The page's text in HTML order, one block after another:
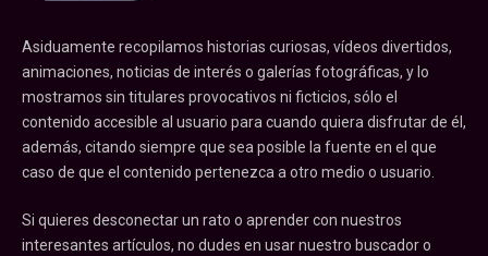
Asiduamente recopilamos historias curiosas, vídeos divertidos,
animaciones, noticias de interés o galerías fotográficas, y lo
mostramos sin titulares provocativos ni ficticios, sólo el
contenido accesible al usuario para cuando quiera disfrutar de él,
además, citando siempre que sea posible la fuente en el que
caso de que el contenido pertenezca a otro medio o usuario.
Si quieres desconectar un rato o aprender con nuestros
interesantes artículos, no dudes en usar nuestro buscador o